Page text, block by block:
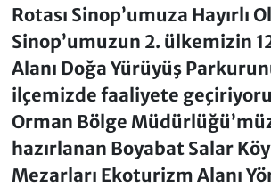
Rotası Sinop’umuza Hayırlı
Sinop’umuzun 2. ülkemizin
Alanı Doğa Yürüyüş
ilçemizde faaliyete
Orman Bölge
hazırlanan Boyabat Salar
Mezarları Ekoturizm Alanı